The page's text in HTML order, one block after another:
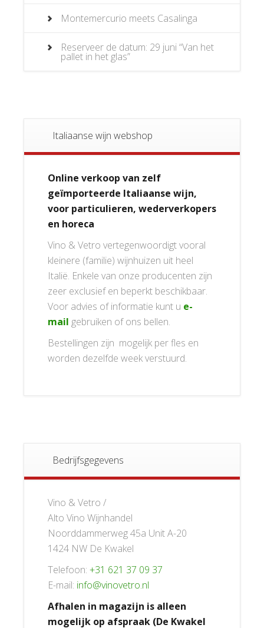
Montemercurio meets Casalinga
Reserveer de datum: 29 juni “Van het
pallet in het glas”
Italiaanse wijn webshop
Online verkoop van zelf
geïmporteerde Italiaanse wijn,
voor particulieren, wederverkopers
en horeca
Vino & Vetro vertegenwoordigt vooral
kleinere (familie) wijnhuizen uit heel
Italië. Enkele van onze producenten zijn
zeer exclusief en beperkt beschikbaar.
Voor advies of informatie kunt u e-
mail gebruiken of ons bellen.
Bestellingen zijn mogelijk per fles en
worden dezelfde week verstuurd.
Bedrijfsgegevens
Vino & Vetro /
Alto Vino Wijnhandel
Noorddammerweg 45a Unit A-20
1424 NW De Kwakel
Telefoon: +31 621 37 09 37
E-mail: info@vinovetro.nl
Afhalen in magazijn is alleen
mogelijk op afspraak (De Kwakel